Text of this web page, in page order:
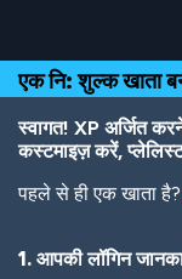
Top
of
Page
Navigation
Main
Content
Footer
main
content
एक नि: शुल्क खाता
स्वागत! XP अर्जित
कस्टमाइज़ करें,
पहले से ही एक खाता
1. आपकी लॉगिन